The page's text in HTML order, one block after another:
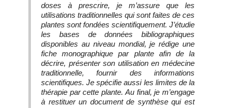
doses à prescrire, je m’assure que les
utilisations traditionnelles qui sont faites de ces
plantes sont fondées scientifiquement. J’étudie
les bases de données bibliographiques
disponibles au niveau mondial, je rédige une
fiche monographique par plante afin de la
décrire, présenter son utilisation en médecine
traditionnelle, fournir des informations
scientifiques. Je spécifie aussi les limites de la
thérapie par cette plante. Au final, je m’engage
à restituer un document de synthèse qui est